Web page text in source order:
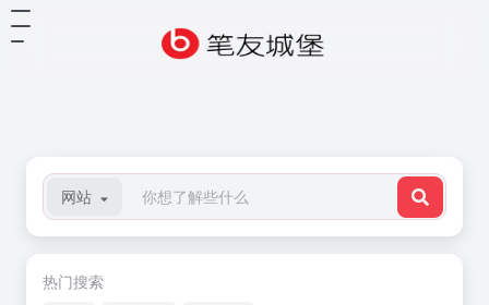
网站
热门搜索